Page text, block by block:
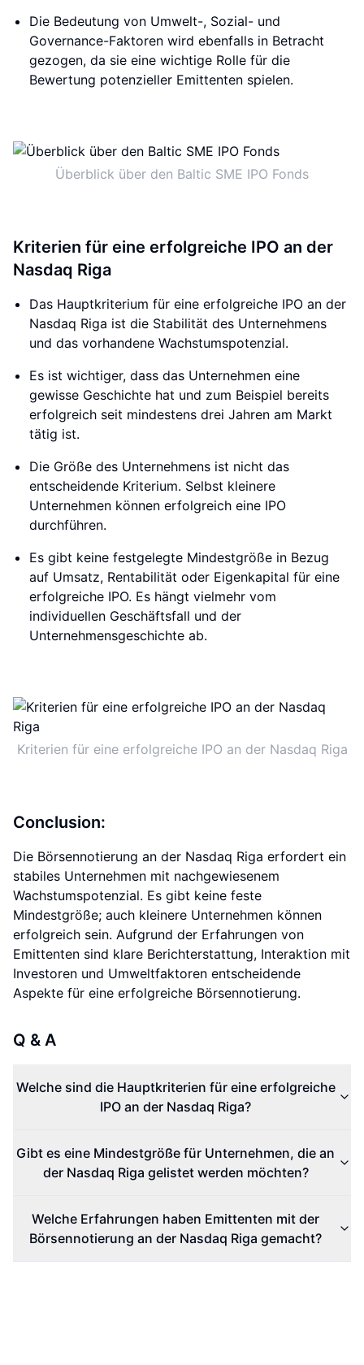
Die Bedeutung von Umwelt-, Sozial- und
Governance-Faktoren wird ebenfalls in Betracht
gezogen, da sie eine wichtige Rolle für die
Bewertung potenzieller Emittenten spielen.
Überblick über den Baltic SME IPO Fonds
Kriterien für eine erfolgreiche IPO an der
Nasdaq Riga
Das Hauptkriterium für eine erfolgreiche IPO an der
Nasdaq Riga ist die Stabilität des Unternehmens
und das vorhandene Wachstumspotenzial.
Es ist wichtiger, dass das Unternehmen eine
gewisse Geschichte hat und zum Beispiel bereits
erfolgreich seit mindestens drei Jahren am Markt
tätig ist.
Die Größe des Unternehmens ist nicht das
entscheidende Kriterium. Selbst kleinere
Unternehmen können erfolgreich eine IPO
durchführen.
Es gibt keine festgelegte Mindestgröße in Bezug
auf Umsatz, Rentabilität oder Eigenkapital für eine
erfolgreiche IPO. Es hängt vielmehr vom
individuellen Geschäftsfall und der
Unternehmensgeschichte ab.
Kriterien für eine erfolgreiche IPO an der Nasdaq Riga
Conclusion:
Die Börsennotierung an der Nasdaq Riga erfordert ein
stabiles Unternehmen mit nachgewiesenem
Wachstumspotenzial. Es gibt keine feste
Mindestgröße; auch kleinere Unternehmen können
erfolgreich sein. Aufgrund der Erfahrungen von
Emittenten sind klare Berichterstattung, Interaktion mit
Investoren und Umweltfaktoren entscheidende
Aspekte für eine erfolgreiche Börsennotierung.
Q & A
Welche sind die Hauptkriterien für eine erfolgreiche
IPO an der Nasdaq Riga?
Gibt es eine Mindestgröße für Unternehmen, die an
der Nasdaq Riga gelistet werden möchten?
Welche Erfahrungen haben Emittenten mit der
Börsennotierung an der Nasdaq Riga gemacht?